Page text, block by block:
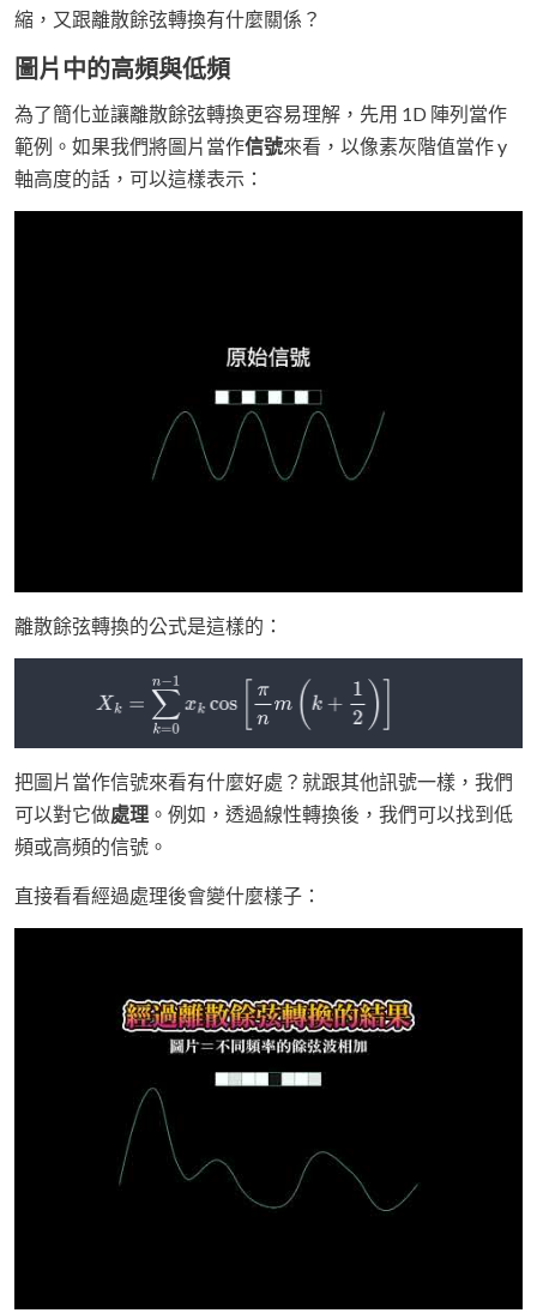
縮，又跟離散餘弦轉換有什麼關係？
圖片中的高頻與低頻
為了簡化並讓離散餘弦轉換更容易理解，先用 1D 陣列當作
範例。如果我們將圖片當作信號來看，以像素灰階值當作 y
軸高度的話，可以這樣表示：
離散餘弦轉換的公式是這樣的：
把圖片當作信號來看有什麼好處？就跟其他訊號一樣，我們
可以對它做處理 。例如，透過線性轉換後，我們可以找到低
頻或高頻的信號。
直接看看經過處理後會變什麼樣子：